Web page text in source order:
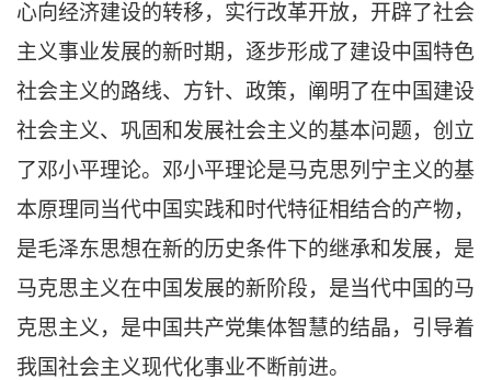
心向经济建设的转移，实行改革开放，开辟了社会
主义事业发展的新时期，逐步形成了建设中国特色
社会主义的路线、方针、政策，阐明了在中国建设
社会主义、巩固和发展社会主义的基本问题，创立
了邓小平理论。邓小平理论是马克思列宁主义的基
本原理同当代中国实践和时代特征相结合的产物，
是毛泽东思想在新的历史条件下的继承和发展，是
马克思主义在中国发展的新阶段，是当代中国的马
克思主义，是中国共产党集体智慧的结晶，引导着
我国社会主义现代化事业不断前进。